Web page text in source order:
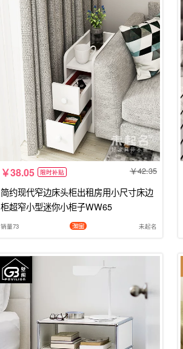
38.05 限时补贴 42.35
简约现代窄边床头柜出租房用小尺寸床边
柜超窄小型迷你小柜子WW65
销量73 未起名